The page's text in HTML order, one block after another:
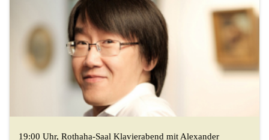
19:00 Uhr, Rothaha-Saal Klavierabend mit Alexander